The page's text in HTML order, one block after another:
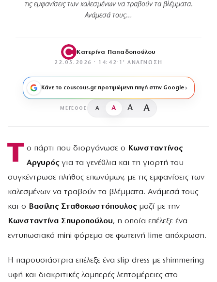
τις εμφανίσεις των καλεσμένων να τραβούν τα βλέμματα.
Ανάμεσά τους…
Κατερίνα Παπαδοπούλου
22.05.2026 · 14:42 · 1′ ΑΝΆΓΝΩΣΗ
Κάνε το couscous.gr προτιμώμενη πηγή στην Google
ΜΈΓΕΘΟΣ A A A A
Τ ο πάρτι που διοργάνωσε ο Κωνσταντίνος
Αργυρός για τα γενέθλια και τη γιορτή του
συγκέντρωσε πλήθος επωνύμων, με τις εμφανίσεις των
καλεσμένων να τραβούν τα βλέμματα. Ανάμεσά τους
και ο Βασίλης Σταθοκωστόπουλοςμαζί με την
Κωνσταντίνα Σπυροπούλου, η οποία επέλεξε ένα
εντυπωσιακό mini φόρεμα σε φωτεινή lime απόχρωση.
Η παρουσιάστρια επέλεξε ένα slip dress με shimmering
υφή και διακριτικές λαμπερές λεπτομέρειες στο